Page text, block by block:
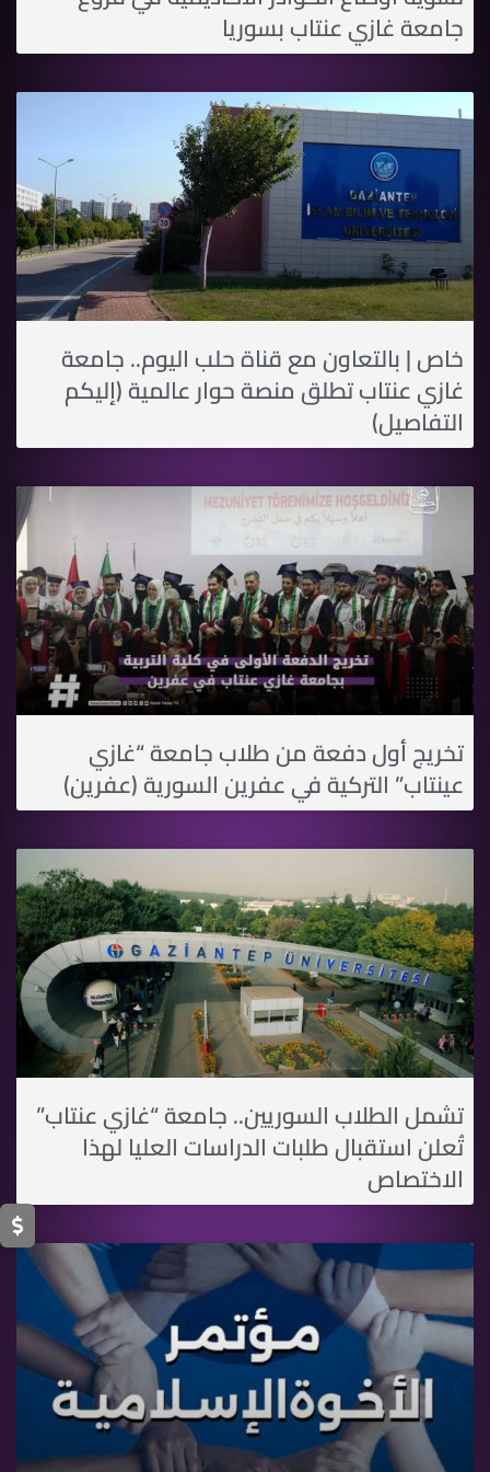
جامعة غازي عنتاب بسوريا
خاص | بالتعاون مع قناة حلب اليوم.. جامعة
غازي عنتاب تطلق منصة حوار عالمية (إليكم
التفاصيل)
تخريج أول دفعة من طلاب جامعة “غازي
عينتاب” التركية في عفرين السورية (عفرين)
تشمل الطلاب السوريين.. جامعة “غازي عنتاب”
تُعلن استقبال طلبات الدراسات العليا لهذا
الاختصاص